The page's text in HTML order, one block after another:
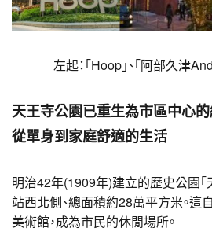
左起：「Hoop」、「阿部久津
天王寺公園已重生為市區中心的
從單身到家庭舒適的生活
明治42年(1909年)建立的歷史公園「
站西北側、總面積約28萬平方米。
美術館，成為市民的休閒場所。